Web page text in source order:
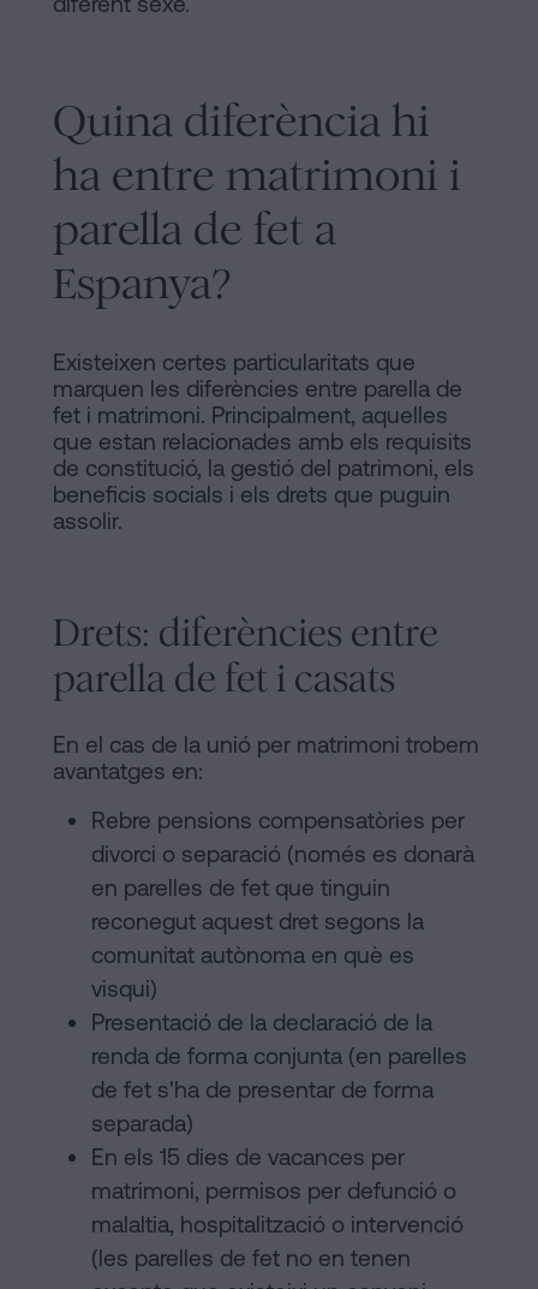
Quina diferència hi
ha entre matrimoni i
parella de fet a
Espanya?
Existeixen certes particularitats que
marquen les diferències entre parella de
fet i matrimoni. Principalment, aquelles
que estan relacionades amb els requisits
de constitució, la gestió del patrimoni, els
beneficis socials i els drets que puguin
assolir.
Drets: diferències entre
parella de fet i casats
En el cas de la unió per matrimoni trobem
avantatges en:
Rebre pensions compensatòries per
divorci o separació (només es donarà
en parelles de fet que tinguin
reconegut aquest dret segons la
comunitat autònoma en què es
visqui)
Presentació de la declaració de la
renda de forma conjunta (en parelles
de fet s'ha de presentar de forma
separada)
En els 15 dies de vacances per
matrimoni, permisos per defunció o
malaltia, hospitalització o intervenció
(les parelles de fet no en tenen